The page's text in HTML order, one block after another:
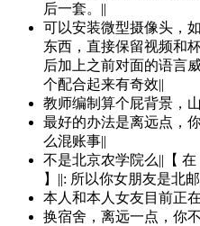
后一套。||
可以安装微型摄像头，
东西，直接保留视频和
后加上之前对面的语言
个配合起来有奇效||
教师编制算个屁背景，
最好的办法是离远点，
么混账事||
不是北京农学院么||【
】||: 所以你女朋友是北
本人和本人女友目前正
换宿舍，离远一点，你